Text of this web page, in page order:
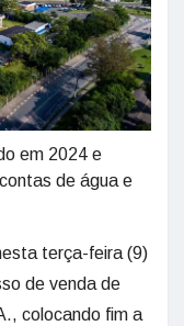
em 2024 e
de água e
terça-feira (9)
de venda de
colocando fim a